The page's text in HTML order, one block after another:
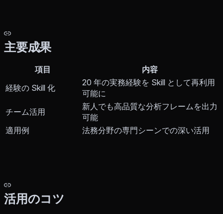
主要成果
項目
内容
経験の Skill 化
20 年の実務経験を Skill として再利用
可能に
チーム活用
新人でも高品質な分析フレームを出力
可能
適用例
法務分野の専門シーンでの深い活用
活用のコツ